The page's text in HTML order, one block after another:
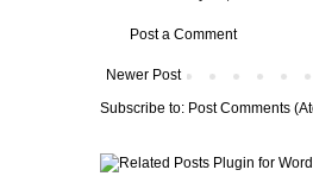
Post a Comment
Newer Post
Subscribe to: Post Comments